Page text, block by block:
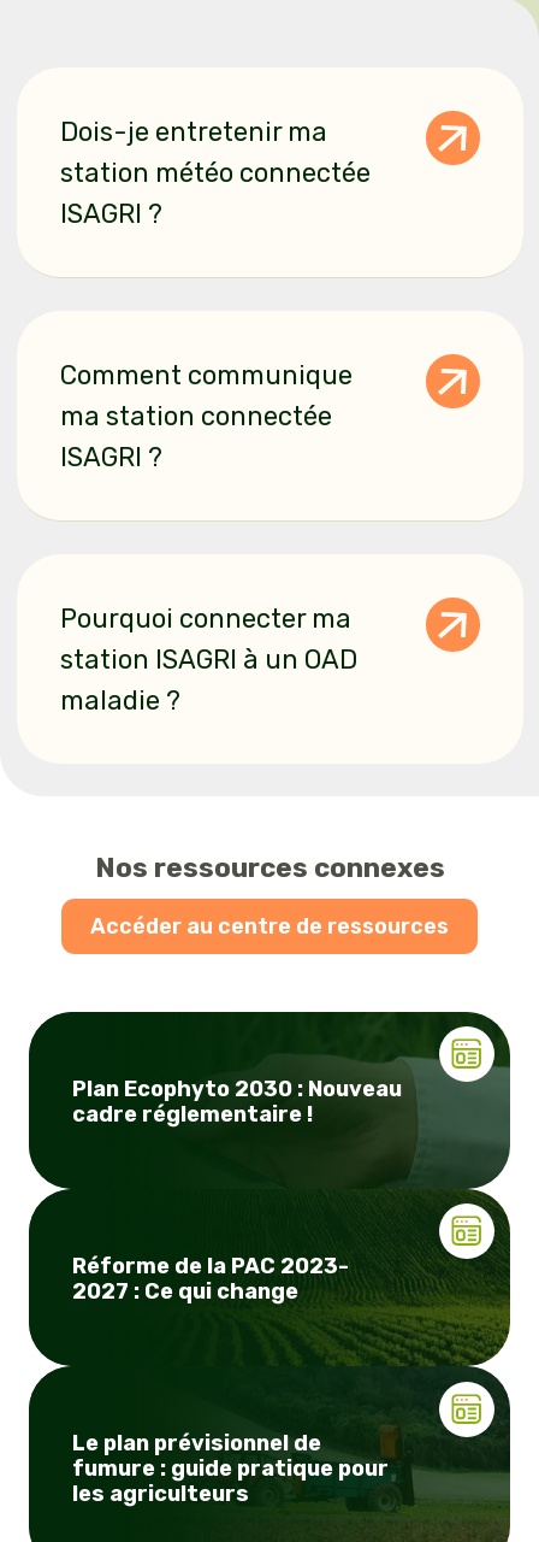
Dois-je entretenir ma
station météo connectée
ISAGRI ?
Comment communique
ma station connectée
ISAGRI ?
Pourquoi connecter ma
station ISAGRI à un OAD
maladie ?
Nos ressources connexes
Accéder au centre de ressources
Plan Ecophyto 2030 : Nouveau
cadre réglementaire !
Réforme de la PAC 2023-
2027 : Ce qui change
Le plan prévisionnel de
fumure : guide pratique pour
les agriculteurs